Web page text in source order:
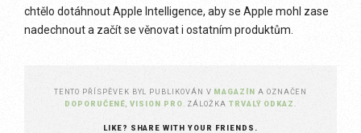
chtělo dotáhnout Apple Intelligence, aby se Apple mohl zase
nadechnout a začít se věnovat i ostatním produktům.
TENTO PŘÍSPĚVEK BYL PUBLIKOVÁN V MAGAZÍN A OZNAČEN
DOPORUČENÉ ,VISION PRO . ZÁLOŽKA TRVALÝ ODKAZ
LIKE? SHARE WITH YOUR FRIENDS.